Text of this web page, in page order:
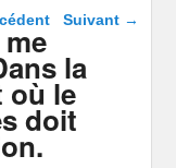
dans les
Suivant →
la
où le
doit